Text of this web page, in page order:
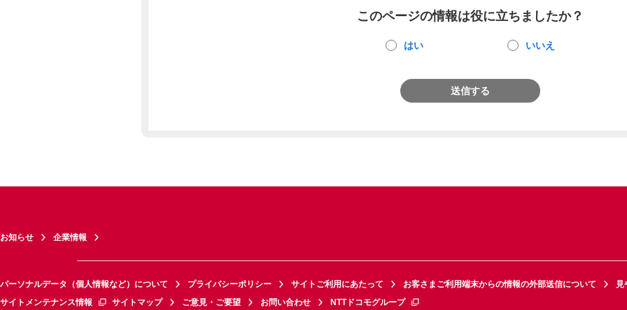
このページの情報は役に立ちましたか？
はい いいえ
送信する
お知らせ 企業情報
パーソナルデータ（個人情報など）について プライバシーポリシー サイトご利用にあたって お客さまご利用端末からの情報の外部送信について
見
サイトメンテナンス情報
サイトマップ ご意見・ご要望 お問い合わせ NTTドコモグループ